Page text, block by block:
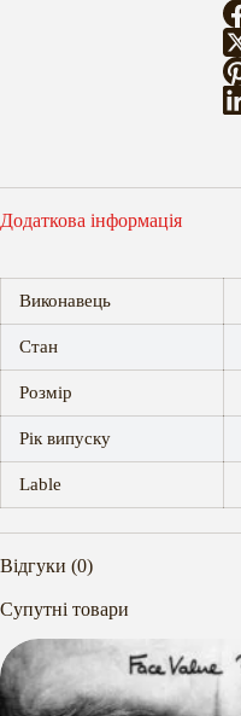
Додаткова інформація
Виконавець
Стан
Розмір
Рік випуску
Lable
Відгуки (0)
Супутні товари